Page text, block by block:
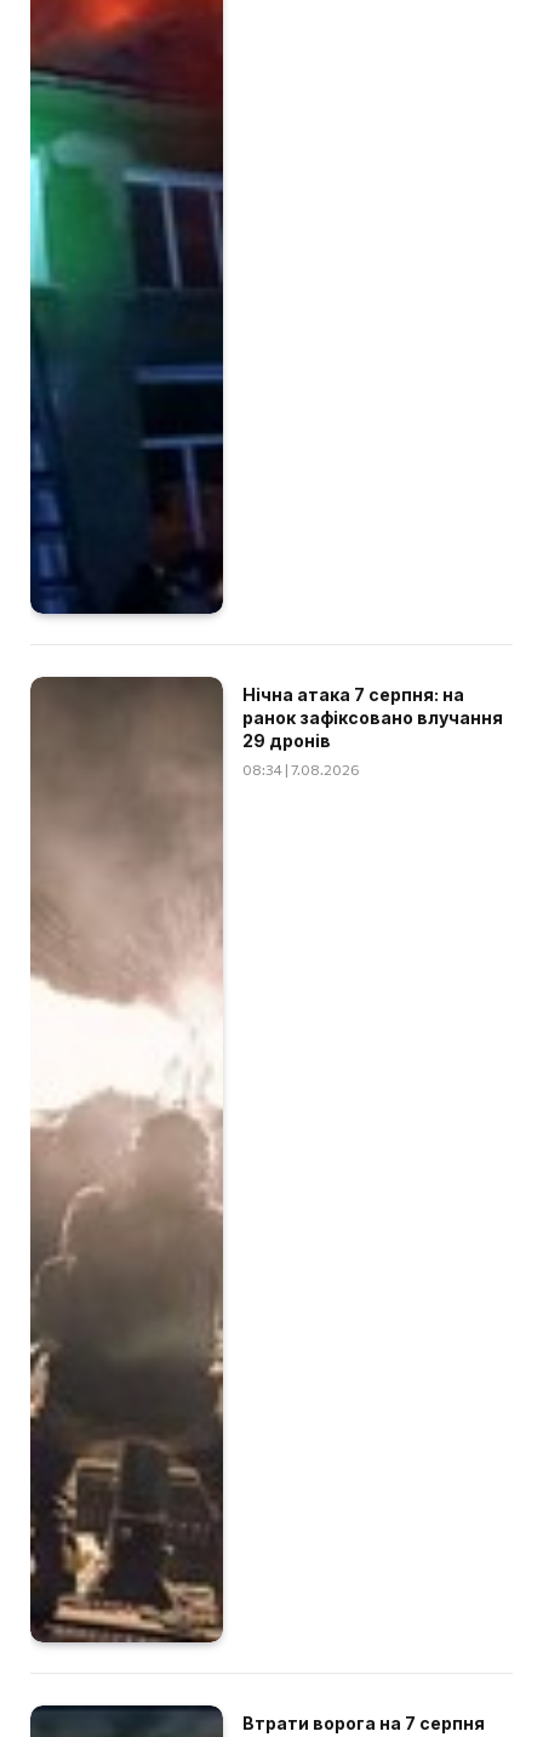
Нічна атака 7 серпня: на
ранок зафіксовано влучання
29 дронів
08:34 | 7.08.2026
Втрати ворога на 7 серпня